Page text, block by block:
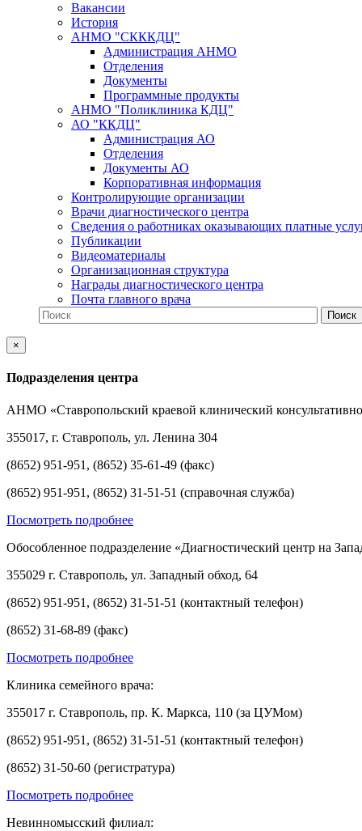
Вакансии
История
АНМО "СКККДЦ"
Администрация АНМО
Отделения
Документы
Программные продукты
АНМО "Поликлиника КДЦ"
АО "ККДЦ"
Администрация АО
Отделения
Документы АО
Корпоративная информация
Контролирующие организации
Врачи диагностического центра
Сведения о работниках оказывающих платные
Публикации
Видеоматериалы
Организационная структура
Награды диагностического центра
Почта главного врача
×
Подразделения центра
АНМО «Ставропольский краевой клинический
355017, г. Ставрополь, ул. Ленина 304
(8652) 951-951, (8652) 35-61-49 (факс)
(8652) 951-951, (8652) 31-51-51 (справочная служба)
Посмотреть подробнее
Обособленное подразделение «Диагностический центр на
355029 г. Ставрополь, ул. Западный обход, 64
(8652) 951-951, (8652) 31-51-51 (контактный телефон)
(8652) 31-68-89 (факс)
Посмотреть подробнее
Клиника семейного врача:
355017 г. Ставрополь, пр. К. Маркса, 110 (за ЦУМом)
(8652) 951-951, (8652) 31-51-51 (контактный телефон)
(8652) 31-50-60 (регистратура)
Посмотреть подробнее
Невинномысский филиал: